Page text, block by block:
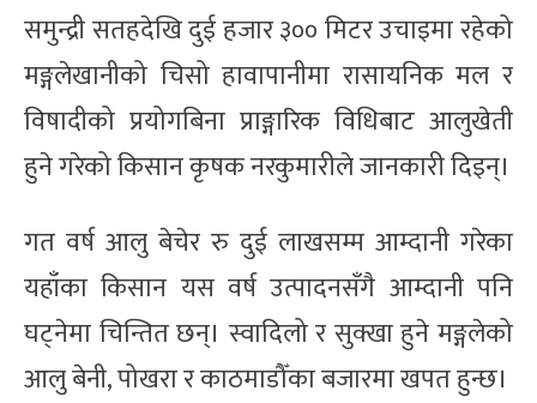
समुन्द्री सतहदेखि दुई हजार ३०० मिटर उचाइमा रहेको
मङ्गलेखानीको चिसो हावापानीमा रासायनिक मल र
विषादीको प्रयोगबिना प्राङ्गारिक विधिबाट आलुखेती
हुने गरेको किसान कृषक नरकुमारीले जानकारी दिइन्।
गत वर्ष आलु बेचेर रु दुई लाखसम्म आम्दानी गरेका
यहाँका किसान यस वर्ष उत्पादनसँगै आम्दानी पनि
घट्नेमा चिन्तित छन्। स्वादिलो र सुक्खा हुने मङ्गलेको
आलु बेनी, पोखरा र काठमाडौँका बजारमा खपत हुन्छ।